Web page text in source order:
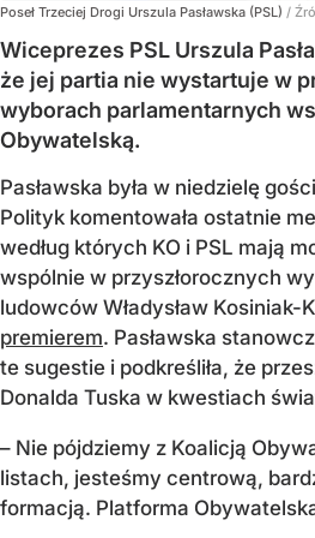
Poseł Trzeciej Drogi Urszula Pasławska (PSL) /
Wiceprezes PSL Urszula
że jej partia nie wystartuje w
wyborach parlamentarnych
Obywatelską.
Pasławska była w niedzielę
Polityk komentowała ostatnie
według których KO i PSL mają
wspólnie w przyszłorocznych
ludowców Władysław Kosiniak-
premierem. Pasławska
te sugestie i podkreśliła, że
Donalda Tuska w kwestiach
– Nie pójdziemy z Koalicją
listach, jesteśmy centrową,
formacją. Platforma